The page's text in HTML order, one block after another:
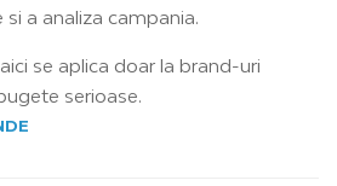
si a analiza campania.
se aplica doar la brand-uri
serioase.